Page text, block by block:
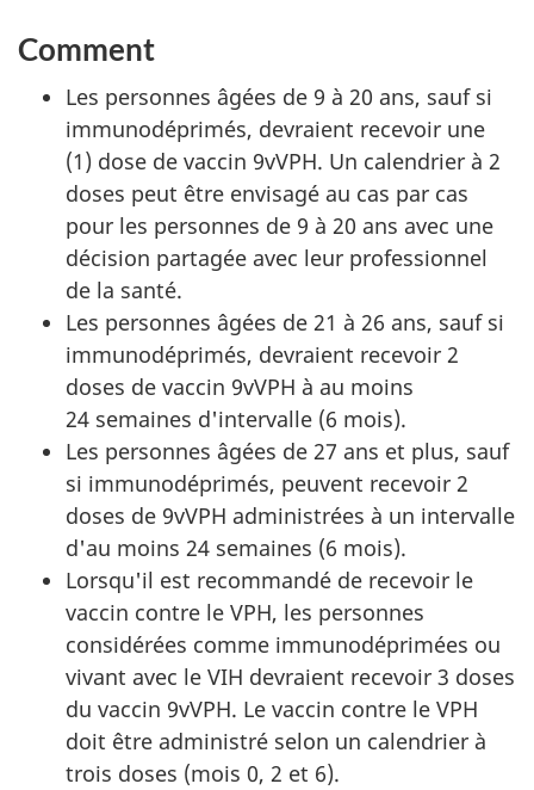
Comment
Les personnes âgées de 9 à 20 ans, sauf si
immunodéprimés, devraient recevoir une
(1) dose de vaccin 9vVPH. Un calendrier à 2
doses peut être envisagé au cas par cas
pour les personnes de 9 à 20 ans avec une
décision partagée avec leur professionnel
de la santé.
Les personnes âgées de 21 à 26 ans, sauf si
immunodéprimés, devraient recevoir 2
doses de vaccin 9vVPH à au moins
24 semaines d'intervalle (6 mois).
Les personnes âgées de 27 ans et plus, sauf
si immunodéprimés, peuvent recevoir 2
doses de 9vVPH administrées à un intervalle
d'au moins 24 semaines (6 mois).
Lorsqu'il est recommandé de recevoir le
vaccin contre le VPH, les personnes
considérées comme immunodéprimées ou
vivant avec le VIH devraient recevoir 3 doses
du vaccin 9vVPH. Le vaccin contre le VPH
doit être administré selon un calendrier à
trois doses (mois 0, 2 et 6).